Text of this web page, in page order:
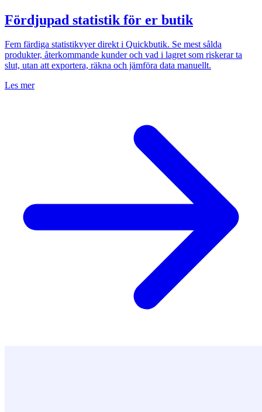
Fördjupad statistik för er butik
Fem färdiga statistikvyer direkt i Quickbutik. Se mest sålda
produkter, återkommande kunder och vad i lagret som riskerar ta
slut, utan att exportera, räkna och jämföra data manuellt.
Les mer